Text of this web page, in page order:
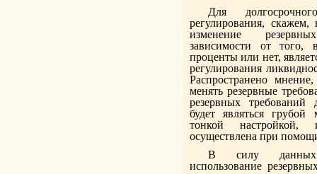
Для
регулирования,
изменение
зависимости от того,
проценты или нет,
регулирования
Распространено
менять резервные
резервных
будет являться
тонкой настройкой,
осуществлена при
В силу данных
использование